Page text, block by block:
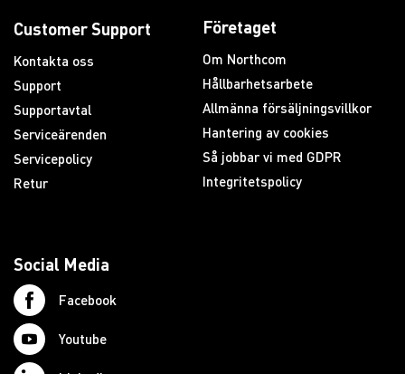
Customer Support
Kontakta oss
Support
Supportavtal
Serviceärenden
Servicepolicy
Retur
Företaget
Om Northcom
Hållbarhetsarbete
Allmänna försäljningsvillkor
Hantering av cookies
Så jobbar vi med GDPR
Integritetspolicy
Social Media
Facebook
Youtube